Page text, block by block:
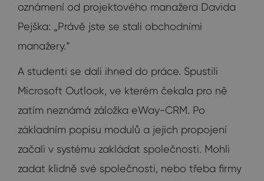
oznámení od projektového manažera Davida
Pejška: „Právě jste se stali obchodními
manažery.“
A studenti se dali ihned do práce. Spustili
Microsoft Outlook, ve kterém čekala pro ně
zatím neznámá záložka eWay-CRM. Po
základním popisu modulů a jejich propojení
začali v systému zakládat společnosti. Mohli
zadat klidně své společnosti, nebo třeba firmy